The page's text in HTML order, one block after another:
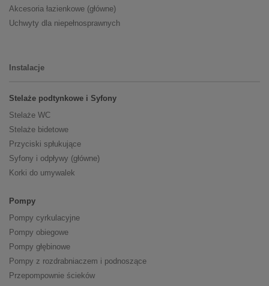
Akcesoria łazienkowe (główne)
Uchwyty dla niepełnosprawnych
Instalacje
Stelaże podtynkowe i Syfony
Stelaże WC
Stelaże bidetowe
Przyciski spłukujące
Syfony i odpływy (główne)
Korki do umywalek
Pompy
Pompy cyrkulacyjne
Pompy obiegowe
Pompy głębinowe
Pompy z rozdrabniaczem i podnoszące
Przepompownie ścieków